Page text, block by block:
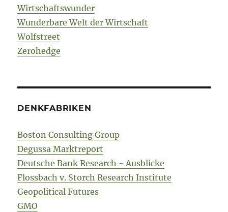
Wirtschaftswunder
Wunderbare Welt der Wirtschaft
Wolfstreet
Zerohedge
DENKFABRIKEN
Boston Consulting Group
Degussa Marktreport
Deutsche Bank Research - Ausblicke
Flossbach v. Storch Research Institute
Geopolitical Futures
GMO